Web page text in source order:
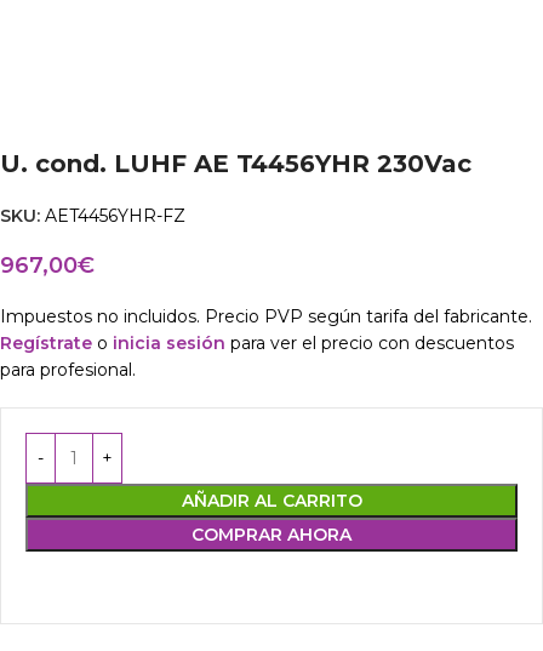
U. cond. LUHF AE T4456YHR 230Vac
SKU: AET4456YHR-FZ
967,00€
Impuestos no incluidos. Precio PVP según tarifa del fabricante.
Regístrate o inicia sesión para ver el precio con descuentos
para profesional.
AÑADIR AL CARRITO
COMPRAR AHORA